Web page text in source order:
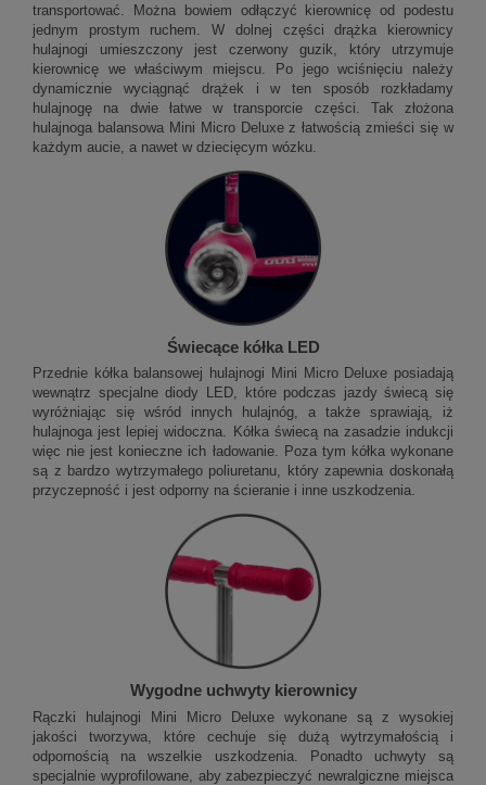
transportować. Można bowiem odłączyć kierownicę od podestu
jednym prostym ruchem. W dolnej części drążka kierownicy
hulajnogi umieszczony jest czerwony guzik, który utrzymuje
kierownicę we właściwym miejscu. Po jego wciśnięciu należy
dynamicznie wyciągnąć drążek i w ten sposób rozkładamy
hulajnogę na dwie łatwe w transporcie części. Tak złożona
hulajnoga balansowa Mini Micro Deluxe z łatwością zmieści się w
każdym aucie, a nawet w dziecięcym wózku.
Świecące kółka LED
Przednie kółka balansowej hulajnogi Mini Micro Deluxe posiadają
wewnątrz specjalne diody LED, które podczas jazdy świecą się
wyróżniając się wśród innych hulajnóg, a także sprawiają, iż
hulajnoga jest lepiej widoczna. Kółka świecą na zasadzie indukcji
więc nie jest konieczne ich ładowanie. Poza tym kółka wykonane
są z bardzo wytrzymałego poliuretanu, który zapewnia doskonałą
przyczepność i jest odporny na ścieranie i inne uszkodzenia.
Wygodne uchwyty kierownicy
Rączki hulajnogi Mini Micro Deluxe wykonane są z wysokiej
jakości tworzywa, które cechuje się dużą wytrzymałością i
odpornością na wszelkie uszkodzenia. Ponadto uchwyty są
specjalnie wyprofilowane, aby zabezpieczyć newralgiczne miejsca